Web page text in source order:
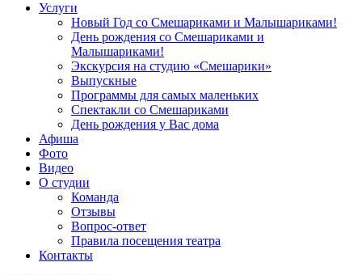
Услуги
Новый Год со Смешариками и Малышариками!
День рождения со Смешариками и
Малышариками!
Экскурсия на студию «Смешарики»
Выпускные
Программы для самых маленьких
Спектакли со Смешариками
День рождения у Вас дома
Афиша
Фото
Видео
О студии
Команда
Отзывы
Вопрос-ответ
Правила посещения театра
Контакты